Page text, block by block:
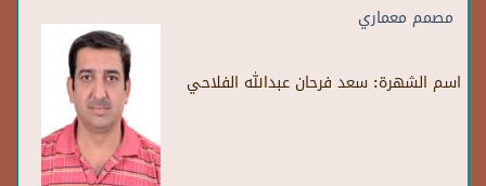
مصمم معماري
اسم الشهرة: سعد فرحان عبدالله الفلاحي